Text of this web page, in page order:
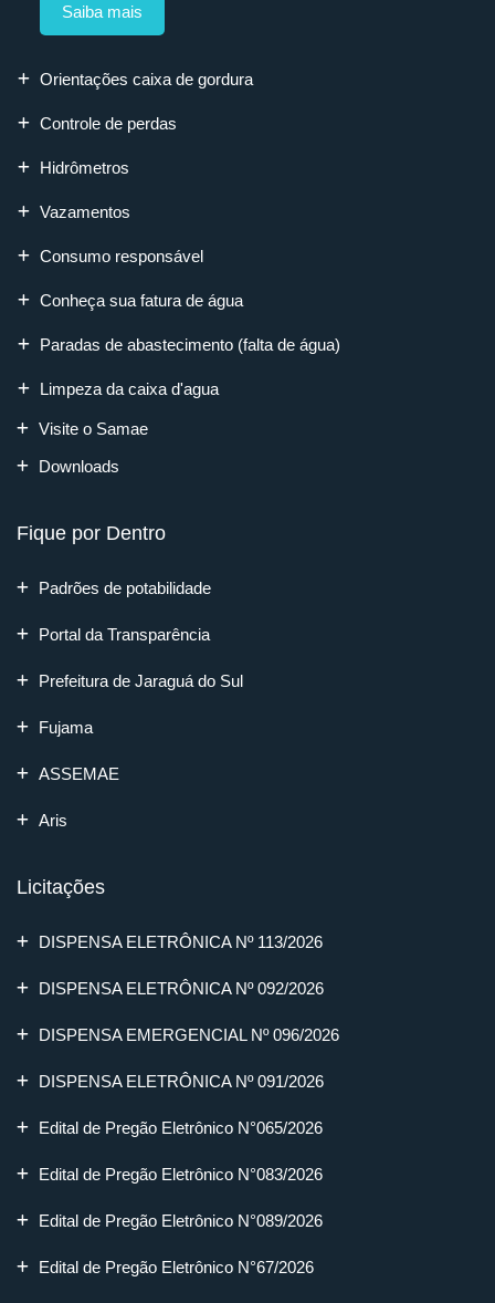
Saiba mais
Orientações caixa de gordura
Controle de perdas
Hidrômetros
Vazamentos
Consumo responsável
Conheça sua fatura de água
Paradas de abastecimento (falta de água)
Limpeza da caixa d'agua
Visite o Samae
Downloads
Fique por Dentro
Padrões de potabilidade
Portal da Transparência
Prefeitura de Jaraguá do Sul
Fujama
ASSEMAE
Aris
Licitações
DISPENSA ELETRÔNICA Nº 113/2026
DISPENSA ELETRÔNICA Nº 092/2026
DISPENSA EMERGENCIAL Nº 096/2026
DISPENSA ELETRÔNICA Nº 091/2026
Edital de Pregão Eletrônico N°065/2026
Edital de Pregão Eletrônico N°083/2026
Edital de Pregão Eletrônico N°089/2026
Edital de Pregão Eletrônico N°67/2026